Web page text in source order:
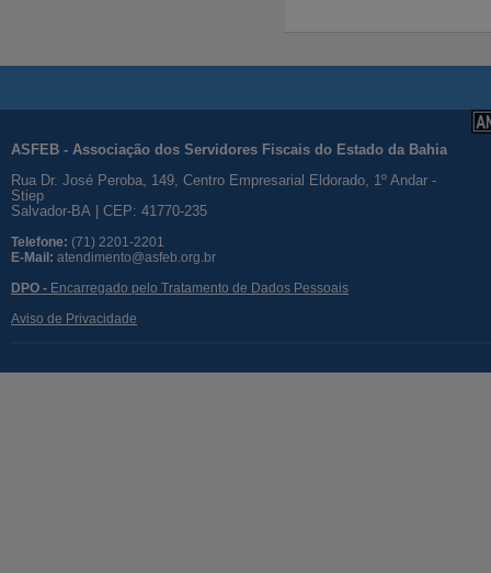
ASFEB - Associação dos Servidores Fiscais do Estado da Bahia
Rua Dr. José Peroba, 149, Centro Empresarial Eldorado, 1º Andar -
Stiep
Salvador-BA | CEP: 41770-235
Telefone: (71) 2201-2201
E-Mail: atendimento@asfeb.org.br
DPO - Encarregado pelo Tratamento de Dados Pessoais
Aviso de Privacidade